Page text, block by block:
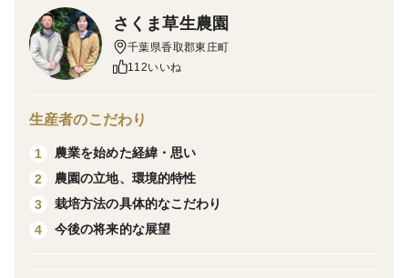
おだ掛けにして、風と日光で乾燥し2週間、自然に仕上
げます。
ビニールハウスでの苗つくりはしていません。
水のいれない田んぼで、苗を育てます。
苗と苗の間隔をあけて植え付け、稲がのびのびと育てる
ようにします。
さくま草生農園
千葉県香取郡東庄町
112いいね
生産者のこだわり
1
農業を始めた経緯・思い
2
農園の立地、環境的特性
3
栽培方法の具体的なこだわり
4
今後の将来的な展望